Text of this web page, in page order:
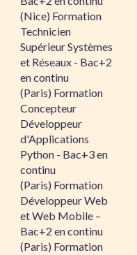
(Nice) Formation
Technicien
Supérieur Systèmes
et Réseaux - Bac+2
en continu
(Paris) Formation
Concepteur
Développeur
d'Applications
Python - Bac+3 en
continu
(Paris) Formation
Développeur Web
et Web Mobile –
Bac+2 en continu
(Paris) Formation